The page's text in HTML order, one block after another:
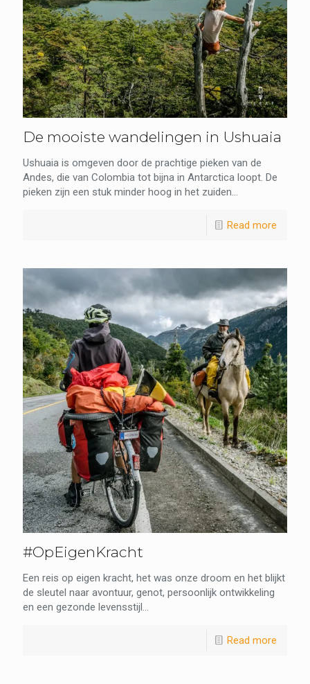
De mooiste wandelingen in Ushuaia
Ushuaia is omgeven door de prachtige pieken van de
Andes, die van Colombia tot bijna in Antarctica loopt. De
pieken zijn een stuk minder hoog in het zuiden...
Read more
#OpEigenKracht
Een reis op eigen kracht, het was onze droom en het blijkt
de sleutel naar avontuur, genot, persoonlijk ontwikkeling
en een gezonde levensstijl...
Read more